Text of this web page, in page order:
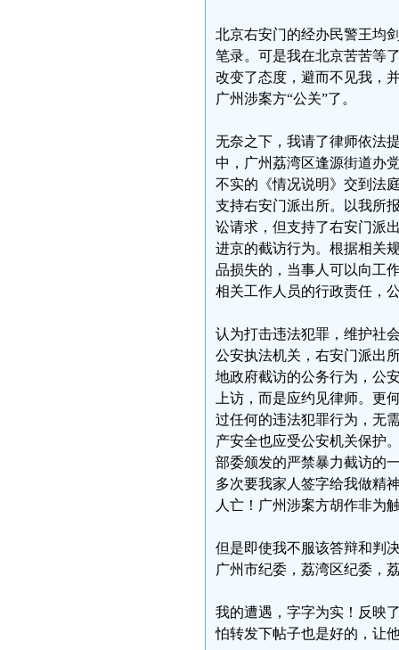
北京右安门的经办民警王均
笔录。可是我在北京苦苦等
改变了态度，避而不见我，
广州涉案方“公关”了。
无奈之下，我请了律师依法
中，广州荔湾区逢源街道办
不实的《情况说明》交到法
支持右安门派出所。以我所
讼请求，但支持了右安门派
进京的截访行为。根据相关
品损失的，当事人可以向工
相关工作人员的行政责任，
认为打击违法犯罪，维护社
公安执法机关，右安门派出
地政府截访的公务行为，公
上访，而是应约见律师。更
过任何的违法犯罪行为，无
产安全也应受公安机关保护
部委颁发的严禁暴力截访的
多次要我家人签字给我做精
人亡！广州涉案方胡作非为
但是即使我不服该答辩和判
广州市纪委，荔湾区纪委，
我的遭遇，字字为实！反映
怕转发下帖子也是好的，让